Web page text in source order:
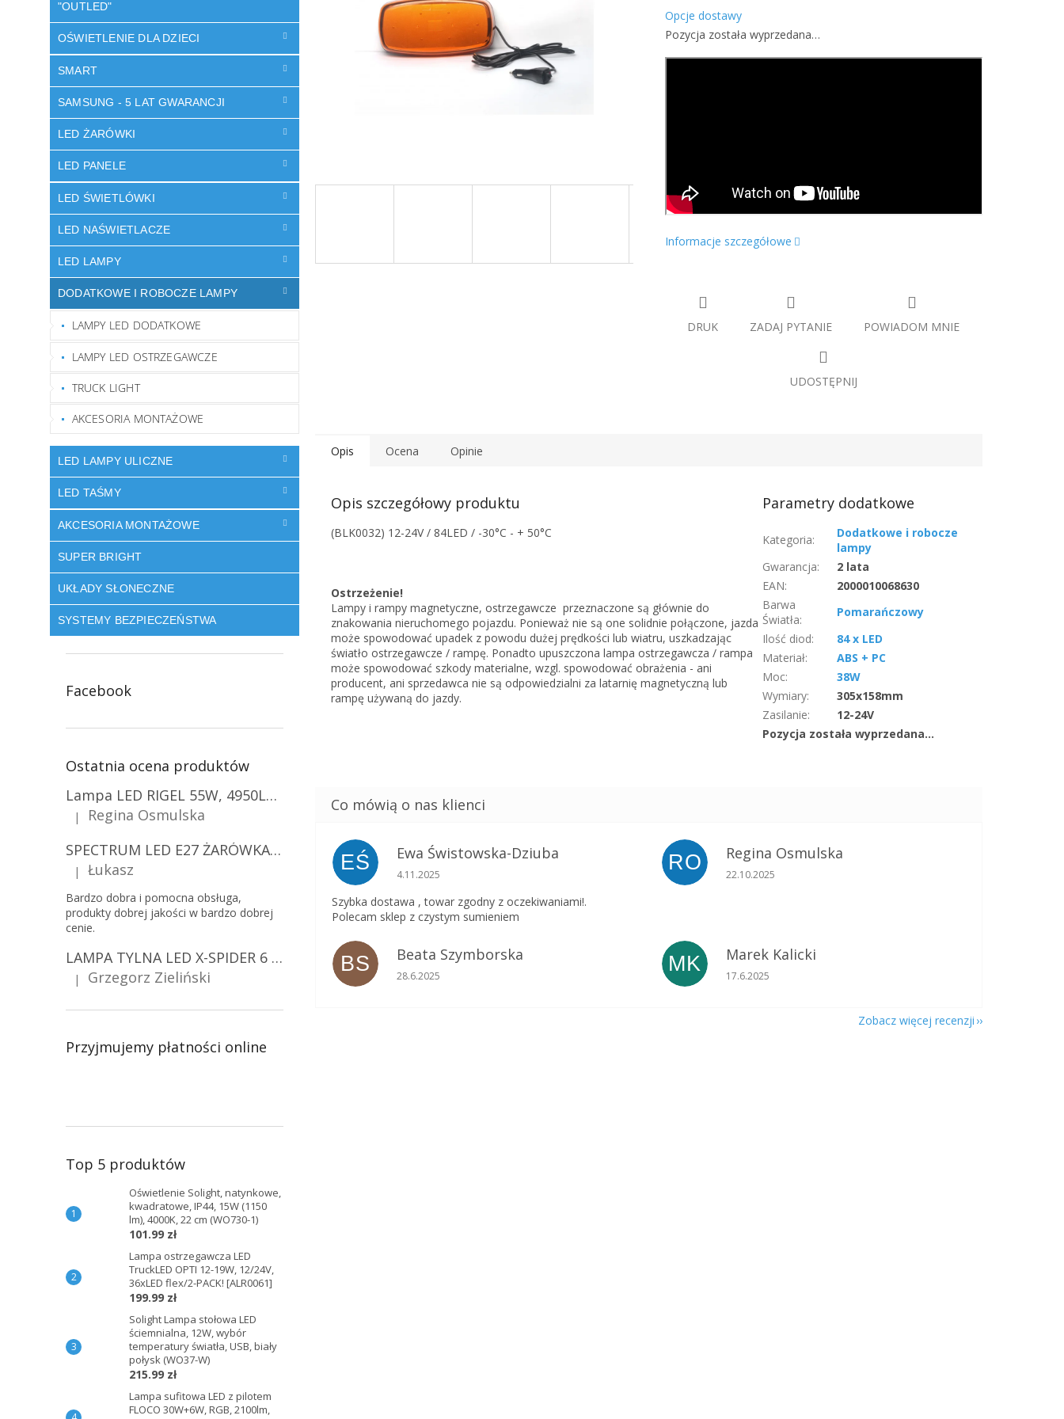
"OUTLED"
OŚWIETLENIE DLA DZIECI
SMART
SAMSUNG - 5 LAT GWARANCJI
LED ŻARÓWKI
LED PANELE
LED ŚWIETLÓWKI
LED NAŚWIETLACZE
LED LAMPY
DODATKOWE I ROBOCZE LAMPY
LAMPY LED DODATKOWE
LAMPY LED OSTRZEGAWCZE
TRUCK LIGHT
AKCESORIA MONTAŻOWE
LED LAMPY ULICZNE
LED TAŚMY
AKCESORIA MONTAŻOWE
SUPER BRIGHT
UKŁADY SŁONECZNE
SYSTEMY BEZPIECZEŃSTWA
Facebook
Ostatnia ocena produktów
Lampa LED RIGEL 55W, 4950LM, E27, 6500K [WL-10]
Ocena produktu to 5 na 5 gwiazdek.
|
Regina Osmulska
SPECTRUM LED E27 ŻARÓWKA LED 9W, A60/10-PACK!
Ocena produktu to 5 na 5 gwiazdek.
| Łukasz
Bardzo dobra i pomocna obsługa,
produkty dobrej jakości w bardzo dobrej
cenie.
LAMPA TYLNA LED X-SPIDER 6 FUNKCJI, R10, R148, R150, IP67, MOCOWANIE NA ŚRUBY [L2425]
Ocena produktu to 5 na 5 gwiazdek.
| Grzegorz Zieliński
Przyjmujemy płatności online
Top 5 produktów
Oświetlenie Solight, natynkowe,
kwadratowe, IP44, 15W (1150
lm), 4000K, 22 cm (WO730-1)
101.99 zł
Lampa ostrzegawcza LED
TruckLED OPTI 12-19W, 12/24V,
36xLED flex/2-PACK! [ALR0061]
199.99 zł
Solight Lampa stołowa LED
ściemnialna, 12W, wybór
temperatury światła, USB, biały
połysk (WO37-W)
215.99 zł
Lampa sufitowa LED z pilotem
FLOCO 30W+6W, RGB, 2100lm,
Opcje dostawy
Pozycja została wyprzedana…
Informacje szczegółowe
DRUK ZADAJ PYTANIE POWIADOM MNIE
UDOSTĘPNIJ
Opis Ocena Opinie
Opis szczegółowy produktu
(BLK0032) 12-24V / 84LED / -30°C - + 50°C
Ostrzeżenie!
Lampy i rampy magnetyczne, ostrzegawcze przeznaczone są głównie do
znakowania nieruchomego pojazdu. Ponieważ nie są one solidnie połączone, jazda
może spowodować upadek z powodu dużej prędkości lub wiatru, uszkadzając
światło ostrzegawcze / rampę. Ponadto upuszczona lampa ostrzegawcza / rampa
może spowodować szkody materialne, wzgl. spowodować obrażenia - ani
producent, ani sprzedawca nie są odpowiedzialni za latarnię magnetyczną lub
rampę używaną do jazdy.
Parametry dodatkowe
Kategoria:
Dodatkowe i robocze
lampy
Gwarancja:
2 lata
EAN:
2000010068630
Barwa
Światła:
Pomarańczowy
Ilość diod:
84 x LED
Materiał:
ABS + PC
Moc:
38W
Wymiary:
305x158mm
Zasilanie:
12-24V
Pozycja została wyprzedana…
EŚ Ewa Świstowska-Dziuba
Ocena sklepu to 5 na 5 gwiazdek.
4.11.2025
Szybka dostawa , towar zgodny z oczekiwaniami!.
Polecam sklep z czystym sumieniem
RO Regina Osmulska
Ocena sklepu to 5 na 5 gwiazdek.
22.10.2025
BS Beata Szymborska
Ocena sklepu to 5 na 5 gwiazdek.
28.6.2025
MK Marek Kalicki
Ocena sklepu to 5 na 5 gwiazdek.
17.6.2025
Zobacz więcej recenzji